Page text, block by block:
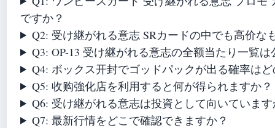
ですか？
Q2: 受け継がれる意志 SRカードの中でも高价な
Q3: OP-13 受け継がれる意志の全额当たり一覧
Q4: ボックス开封でゴッドパックが出る確率は
Q5: 收购強化店を利用すると何が得られますか？
Q6: 受け継がれる意志は投資として向いていま
Q7: 最新行情をどこで確認できますか？